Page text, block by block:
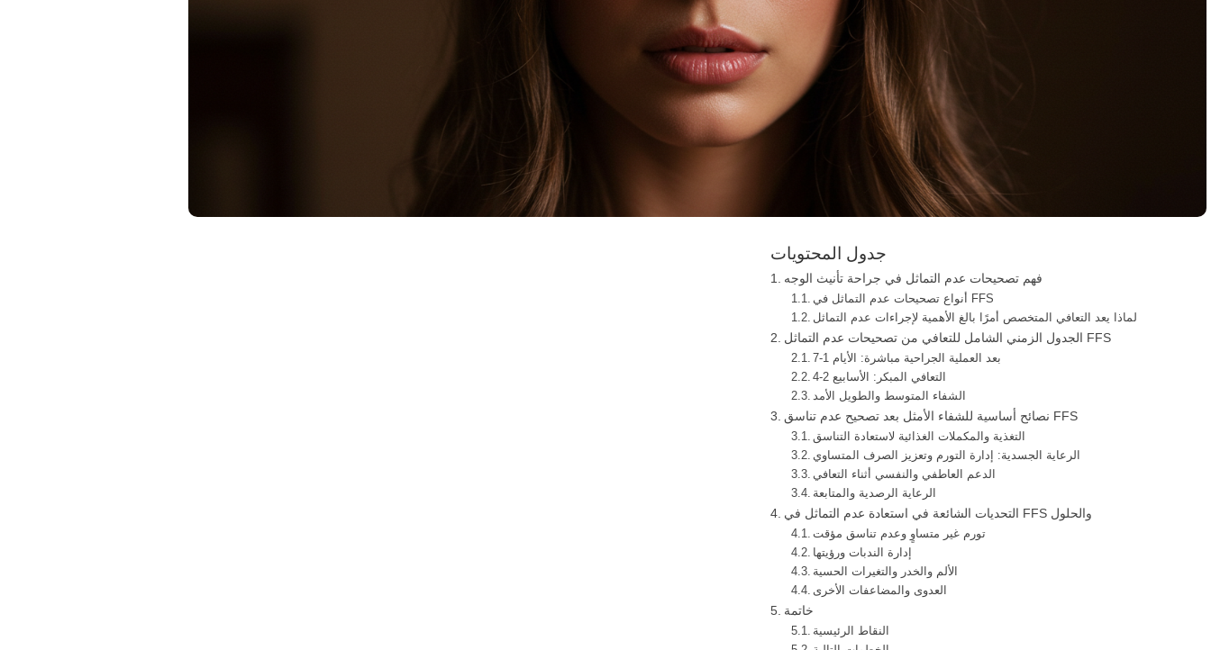
جدول المحتويات
فهم تصحيحات عدم التماثل في جراحة تأنيث الوجه
أنواع تصحيحات عدم التماثل في FFS
لماذا يعد التعافي المتخصص أمرًا بالغ الأهمية لإجراءات عدم التماثل
الجدول الزمني الشامل للتعافي من تصحيحات عدم التماثل FFS
بعد العملية الجراحية مباشرة: الأيام 1-7
التعافي المبكر: الأسابيع 2-4
الشفاء المتوسط والطويل الأمد
نصائح أساسية للشفاء الأمثل بعد تصحيح عدم تناسق FFS
التغذية والمكملات الغذائية لاستعادة التناسق
الرعاية الجسدية: إدارة التورم وتعزيز الصرف المتساوي
الدعم العاطفي والنفسي أثناء التعافي
الرعاية الرصدية والمتابعة
التحديات الشائعة في استعادة عدم التماثل في FFS والحلول
تورم غير متساوٍ وعدم تناسق مؤقت
إدارة الندبات ورؤيتها
الألم والخدر والتغيرات الحسية
العدوى والمضاعفات الأخرى
خاتمة
النقاط الرئيسية